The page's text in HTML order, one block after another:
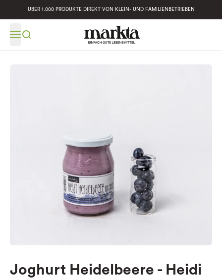
ÜBER 1.000 PRODUKTE DIREKT VON KLEIN- UND FAMILIENBETRIEBEN
Joghurt Heidelbeere - Heidi